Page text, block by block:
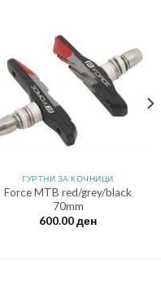
ГУРТНИ ЗА КОЧНИЦИ
Force MTB red/grey/black
70mm
600.00ден